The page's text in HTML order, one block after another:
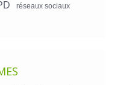
réseaux sociaux